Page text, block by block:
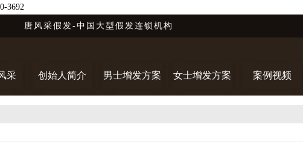
3692
唐风采假发-中国大型假发连锁机构
采 创始人简介 男士增发方案 女士增发方案 案例视频